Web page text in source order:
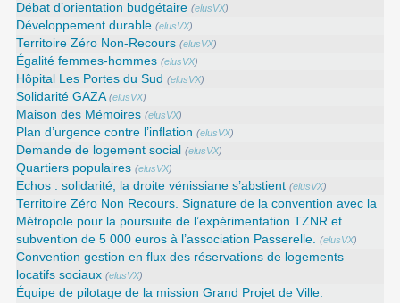
Débat d’orientation budgétaire (elusVX)
Développement durable (elusVX)
Territoire Zéro Non-Recours (elusVX)
Égalité femmes-hommes (elusVX)
Hôpital Les Portes du Sud (elusVX)
Solidarité GAZA (elusVX)
Maison des Mémoires (elusVX)
Plan d’urgence contre l’inflation (elusVX)
Demande de logement social (elusVX)
Quartiers populaires (elusVX)
Echos : solidarité, la droite vénissiane s’abstient (elusVX)
Territoire Zéro Non Recours. Signature de la convention avec la
Métropole pour la poursuite de l’expérimentation TZNR et
subvention de 5 000 euros à l’association Passerelle. (elusVX)
Convention gestion en flux des réservations de logements
locatifs sociaux (elusVX)
Équipe de pilotage de la mission Grand Projet de Ville.